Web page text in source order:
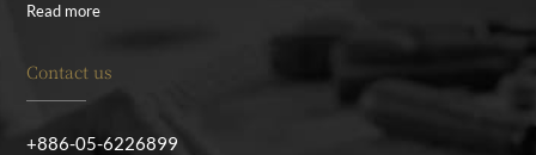
Read more
Contact us
+886-05-6226899